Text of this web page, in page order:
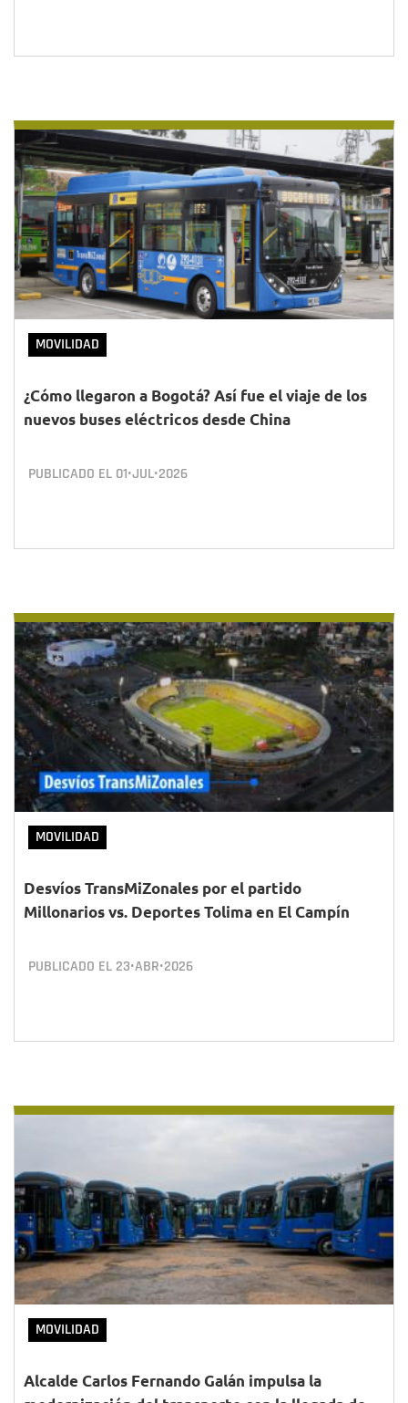
MOVILIDAD
¿Cómo llegaron a Bogotá? Así fue el viaje de los
nuevos buses eléctricos desde China
PUBLICADO EL 01•JUL•2026
MOVILIDAD
Desvíos TransMiZonales por el partido
Millonarios vs. Deportes Tolima en El Campín
PUBLICADO EL 23•ABR•2026
MOVILIDAD
Alcalde Carlos Fernando Galán impulsa la